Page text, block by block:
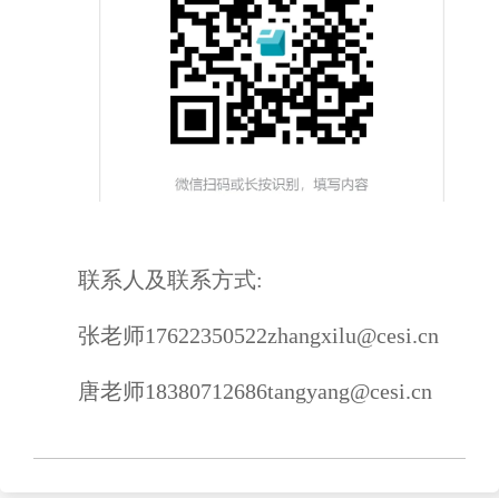
联系人及联系方式:
张老师17622350522zhangxilu@cesi.cn
唐老师18380712686tangyang@cesi.cn